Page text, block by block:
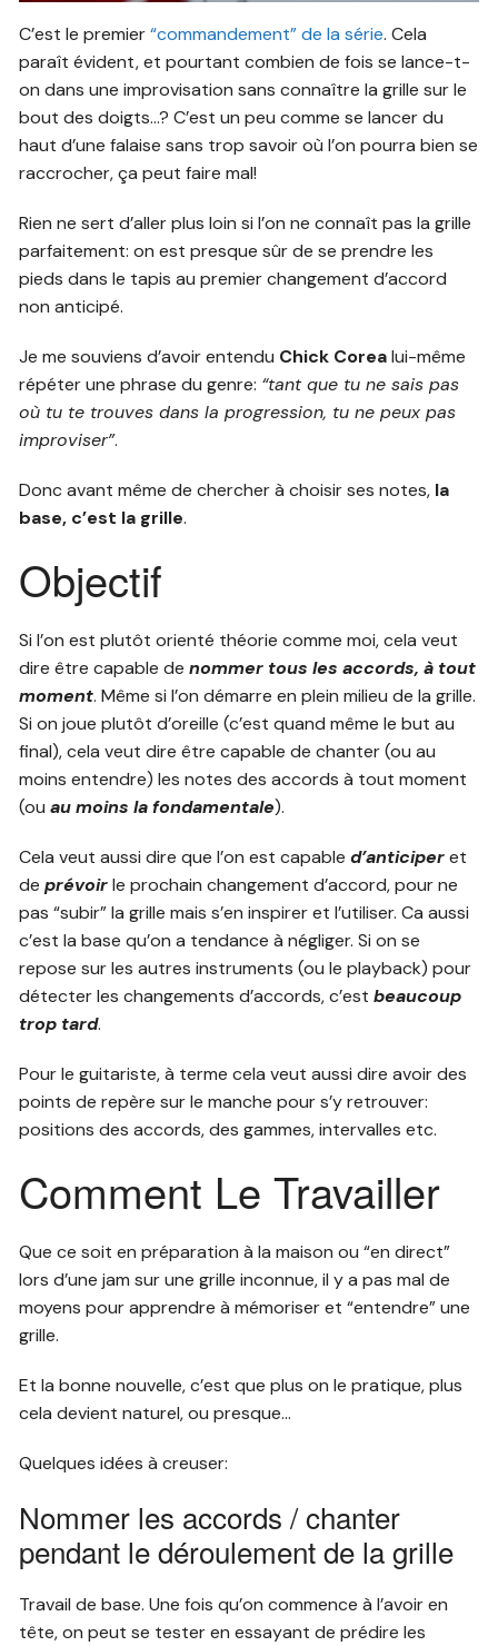
C’est le premier“commandement” de la série. Cela
paraît évident, et pourtant combien de fois se lance-t-
on dans une improvisation sans connaître la grille sur le
bout des doigts…? C’est un peu comme se lancer du
haut d’une falaise sans trop savoir où l’on pourra bien se
raccrocher, ça peut faire mal!
Rien ne sert d’aller plus loin si l’on ne connaît pas la grille
parfaitement: on est presque sûr de se prendre les
pieds dans le tapis au premier changement d’accord
non anticipé.
Je me souviens d’avoir entendu Chick Corealui-même
répéter une phrase du genre: “tant que tu ne sais pas
où tu te trouves dans la progression, tu ne peux pas
improviser”.
Donc avant même de chercher à choisir ses notes, la
base, c’est la grille.
Objectif
Si l’on est plutôt orienté théorie comme moi, cela veut
dire être capable denommer tous les accords, à tout
moment. Même si l’on démarre en plein milieu de la grille.
Si on joue plutôt d’oreille (c’est quand même le but au
final), cela veut dire être capable de chanter (ou au
moins entendre) les notes des accords à tout moment
(ouau moins la fondamentale).
Cela veut aussi dire que l’on est capabled’anticiperet
deprévoirle prochain changement d’accord, pour ne
pas “subir” la grille mais s’en inspirer et l’utiliser. Ca aussi
c’est la base qu’on a tendance à négliger. Si on se
repose sur les autres instruments (ou le playback) pour
détecter les changements d’accords, c’estbeaucoup
trop tard.
Pour le guitariste, à terme cela veut aussi dire avoir des
points de repère sur le manche pour s’y retrouver:
positions des accords, des gammes, intervalles etc.
Comment Le Travailler
Que ce soit en préparation à la maison ou “en direct”
lors d’une jam sur une grille inconnue, il y a pas mal de
moyens pour apprendre à mémoriser et “entendre” une
grille.
Et la bonne nouvelle, c’est que plus on le pratique, plus
cela devient naturel, ou presque…
Quelques idées à creuser:
Nommer les accords / chanter
pendant le déroulement de la grille
Travail de base. Une fois qu’on commence à l’avoir en
tête, on peut se tester en essayant de prédire les